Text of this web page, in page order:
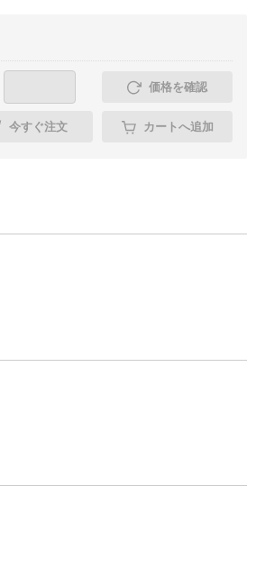
価格を確認
今すぐ注文 カートへ追加